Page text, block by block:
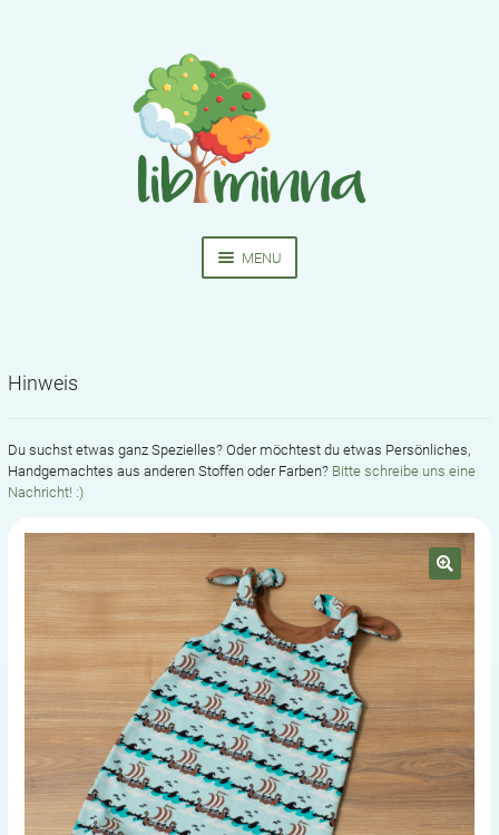
MENU
SCHNITTMUSTER
BABYLISTE
ÜBER UNS
KONTAKT
Hinweis
Du suchst etwas ganz Spezielles? Oder möchtest du etwas Persönliches,
Handgemachtes aus anderen Stoffen oder Farben? Bitte schreibe uns eine
Nachricht! :)
🔍